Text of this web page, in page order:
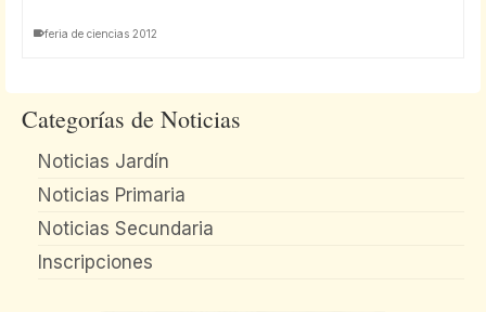
feria de ciencias 2012
Categorías de Noticias
Noticias Jardín
Noticias Primaria
Noticias Secundaria
Inscripciones